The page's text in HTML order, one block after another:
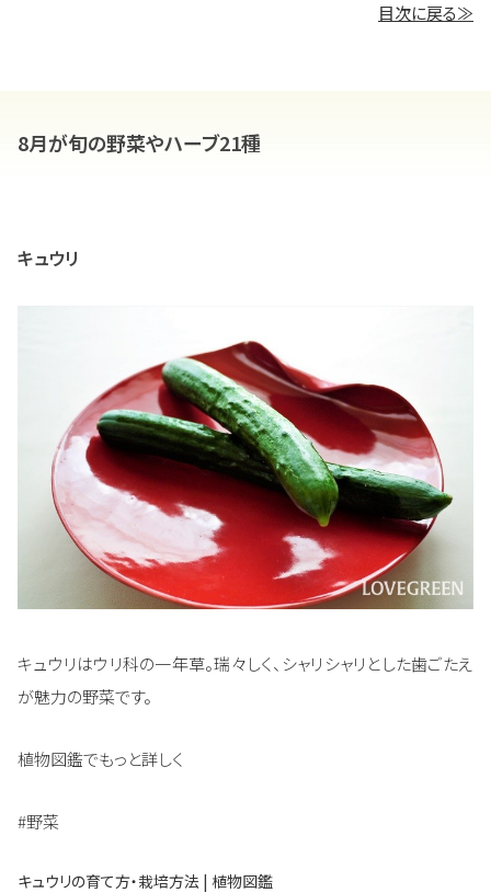
目次に戻る≫
8月が旬の野菜やハーブ21種
キュウリ
キュウリはウリ科の一年草。瑞々しく、シャリシャリとした歯ごたえ
が魅力の野菜です。
植物図鑑でもっと詳しく
#野菜
キュウリの育て方・栽培方法 | 植物図鑑